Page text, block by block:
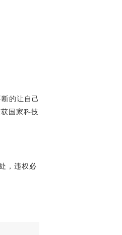
的让自己
国家科技
，违权必